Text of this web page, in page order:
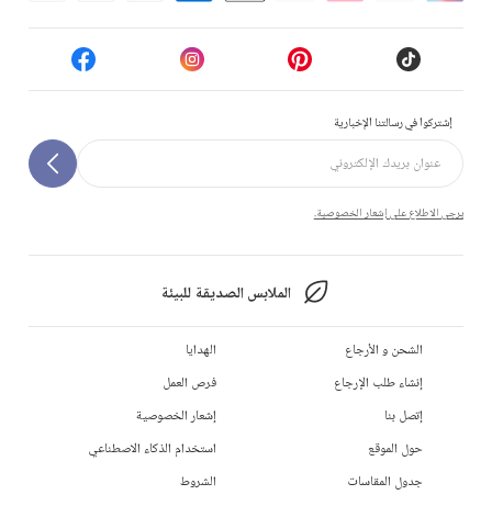
إشتركوا في رسالتنا الإخبارية
يرجى الاطلاع على إشعار الخصوصية.
الملابس الصديقة للبيئة
الشحن و الأرجاع
إنشاء طلب الإرجاع
إتصل بنا
حول الموقع
جدول المقاسات
الهدايا
فرص العمل
إشعار الخصوصية
استخدام الذكاء الاصطناعي
الشروط